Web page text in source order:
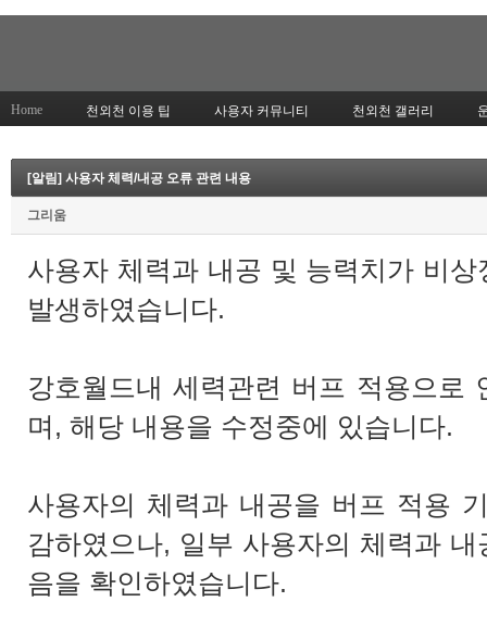
Home 천외천 이용 팁 사용자 커뮤니티 천외천 갤러리
[알림] 사용자 체력/내공 오류 관련 내용
그리움
사용자 체력과 내공 및 능력치가 비
발생하였습니다.
강호월드내 세력관련 버프 적용으로
며, 해당 내용을 수정중에 있습니다.
사용자의 체력과 내공을 버프 적용
감하였으나, 일부 사용자의 체력과
음을 확인하였습니다.